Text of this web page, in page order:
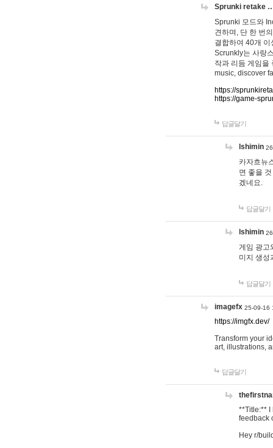
Sprunki retake
Sprunki 모드와
견하며, 단 한 번
결합하여 40개
Scrunkly는 사랑
작과 리듬 게임을
music, discover
https://
https://game-
답글달기
lshimin
카자흐뉴
면 좋을
겠네요.
답글달기
lshimin
게임 광고
미지 생성
답글달기
imagefx 25-09-16
https://imgfx.dev/
Transform your
art, illustrations,
답글달기
**Title:** I
feedback
Hey r/